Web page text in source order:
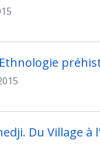
Du Village